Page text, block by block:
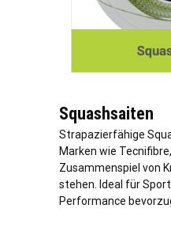
Squashsaiten
Strapazierfähige
Marken wie
Zusammenspiel von
stehen. Ideal für
Performance